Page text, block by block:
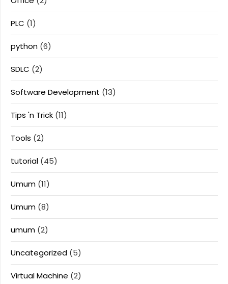
PLC (1)
python (6)
SDLC (2)
Software Development (13)
Tips 'n Trick (11)
Tools (2)
tutorial (45)
Umum (11)
Umum (8)
umum (2)
Uncategorized (5)
Virtual Machine (2)